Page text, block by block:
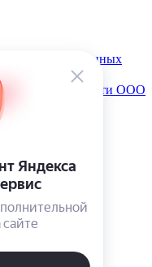
персональных данных
ООО
}}
}}